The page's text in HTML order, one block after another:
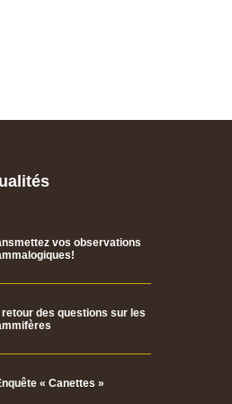
vos observations
retour des questions sur les
« Canettes »